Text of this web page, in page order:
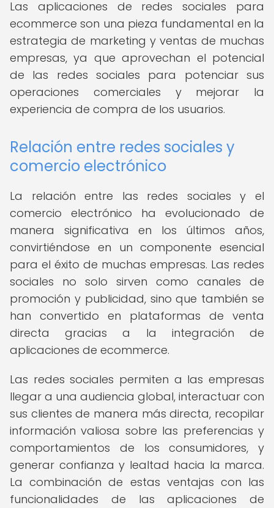
Las aplicaciones de redes sociales para
ecommerce son una pieza fundamental en la
estrategia de marketing y ventas de muchas
empresas, ya que aprovechan el potencial
de las redes sociales para potenciar sus
operaciones comerciales y mejorar la
experiencia de compra de los usuarios.
Relación entre redes sociales y
comercio electrónico
La relación entre las redes sociales y el
comercio electrónico ha evolucionado de
manera significativa en los últimos años,
convirtiéndose en un componente esencial
para el éxito de muchas empresas. Las redes
sociales no solo sirven como canales de
promoción y publicidad, sino que también se
han convertido en plataformas de venta
directa gracias a la integración de
aplicaciones de ecommerce.
Las redes sociales permiten a las empresas
llegar a una audiencia global, interactuar con
sus clientes de manera más directa, recopilar
información valiosa sobre las preferencias y
comportamientos de los consumidores, y
generar confianza y lealtad hacia la marca.
La combinación de estas ventajas con las
funcionalidades de las aplicaciones de